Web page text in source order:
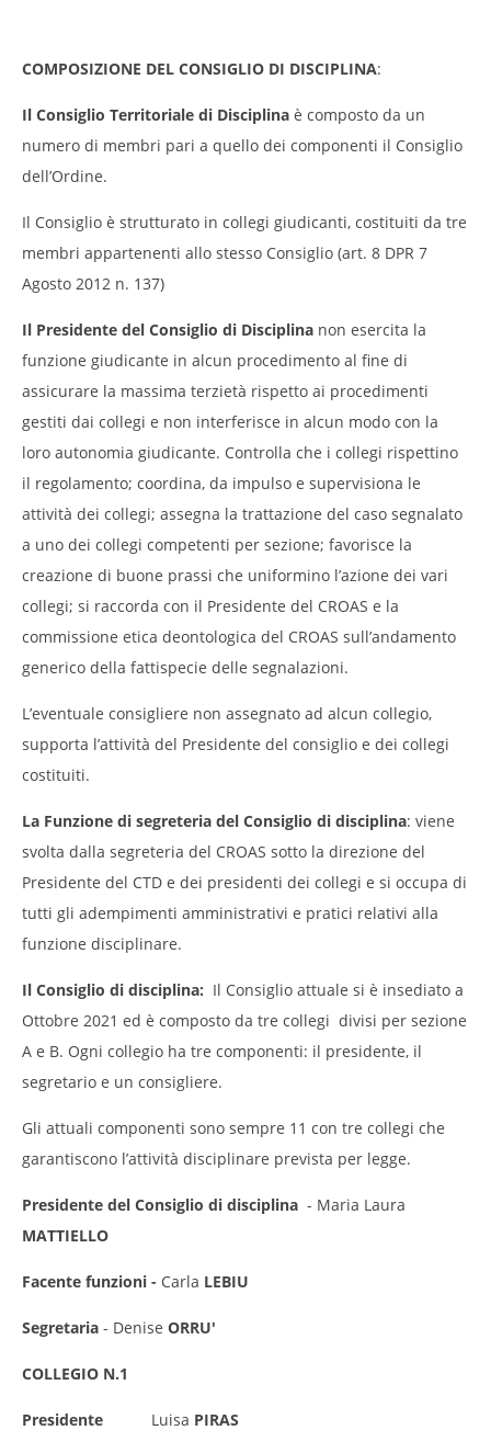
COMPOSIZIONE DEL CONSIGLIO DI DISCIPLINA:
Il Consiglio Territoriale di Disciplina è composto da un
numero di membri pari a quello dei componenti il Consiglio
dell’Ordine.
Il Consiglio è strutturato in collegi giudicanti, costituiti da tre
membri appartenenti allo stesso Consiglio (art. 8 DPR 7
Agosto 2012 n. 137)
Il Presidente del Consiglio di Disciplina non esercita la
funzione giudicante in alcun procedimento al fine di
assicurare la massima terzietà rispetto ai procedimenti
gestiti dai collegi e non interferisce in alcun modo con la
loro autonomia giudicante. Controlla che i collegi rispettino
il regolamento; coordina, da impulso e supervisiona le
attività dei collegi; assegna la trattazione del caso segnalato
a uno dei collegi competenti per sezione; favorisce la
creazione di buone prassi che uniformino l’azione dei vari
collegi; si raccorda con il Presidente del CROAS e la
commissione etica deontologica del CROAS sull’andamento
generico della fattispecie delle segnalazioni.
L’eventuale consigliere non assegnato ad alcun collegio,
supporta l’attività del Presidente del consiglio e dei collegi
costituiti.
La Funzione di segreteria del Consiglio di disciplina: viene
svolta dalla segreteria del CROAS sotto la direzione del
Presidente del CTD e dei presidenti dei collegi e si occupa di
tutti gli adempimenti amministrativi e pratici relativi alla
funzione disciplinare.
Il Consiglio di disciplina: Il Consiglio attuale si è insediato a
Ottobre 2021 ed è composto da tre collegi divisi per sezione
A e B. Ogni collegio ha tre componenti: il presidente, il
segretario e un consigliere.
Gli attuali componenti sono sempre 11 con tre collegi che
garantiscono l’attività disciplinare prevista per legge.
Presidente del Consiglio di disciplina - Maria Laura
MATTIELLO
Facente funzioni - Carla LEBIU
Segretaria - Denise ORRU'
COLLEGIO N.1
Presidente Luisa PIRAS